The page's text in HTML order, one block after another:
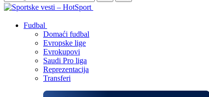
Fudbal
Domaći fudbal
Evropske lige
Evrokupovi
Saudi Pro liga
Reprezentacija
Transferi